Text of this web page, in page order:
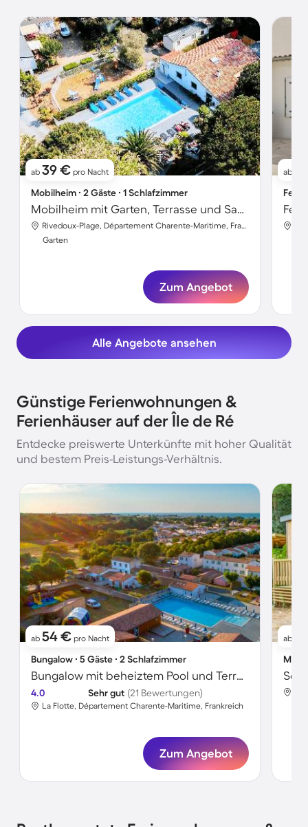
ab 39 € pro Nacht
Mobilheim ∙ 2 Gäste ∙ 1 Schlafzimmer
Mobilheim mit Garten, Terrasse und Sauna
Rivedoux-Plage, Département Charente-Maritime, Frankreich
Garten
Zum Angebot
ab
Alle Angebote ansehen
Günstige Ferienwohnungen &
Ferienhäuser auf der Île de Ré
Entdecke preiswerte Unterkünfte mit hoher Qualität
und bestem Preis-Leistungs-Verhältnis.
ab 54 € pro Nacht
Bungalow ∙ 5 Gäste ∙ 2 Schlafzimmer
Bungalow mit beheiztem Pool und Terrasse
4.0 Sehr gut (21 Bewertungen)
La Flotte, Département Charente-Maritime, Frankreich
Zum Angebot
ab